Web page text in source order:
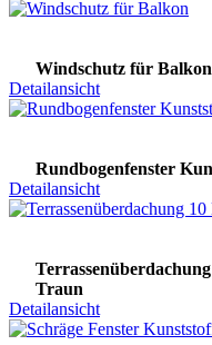
Windschutz für Balkon
Detailansicht
Rundbogenfenster
Detailansicht
Traun
Detailansicht